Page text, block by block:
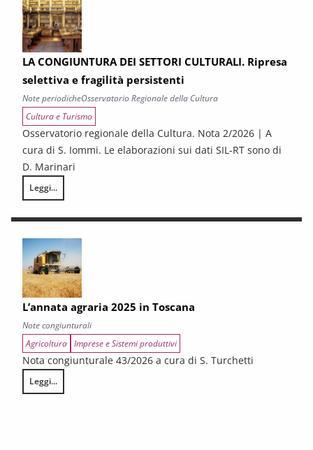
LA CONGIUNTURA DEI SETTORI CULTURALI. Ripresa
selettiva e fragilità persistenti
Note periodicheOsservatorio Regionale della Cultura
Cultura e Turismo
Osservatorio regionale della Cultura. Nota 2/2026 | A
cura di S. Iommi. Le elaborazioni sui dati SIL-RT sono di
D. Marinari
Leggi...
LA CONGIUNTURA DEI SETTORI CULTURALI. Ripresa selettiva e
L’annata agraria 2025 in Toscana
Note congiunturali
Agricoltura Imprese e Sistemi produttivi
Nota congiunturale 43/2026 a cura di S. Turchetti
Leggi...
L’annata agraria 2025 in Toscana